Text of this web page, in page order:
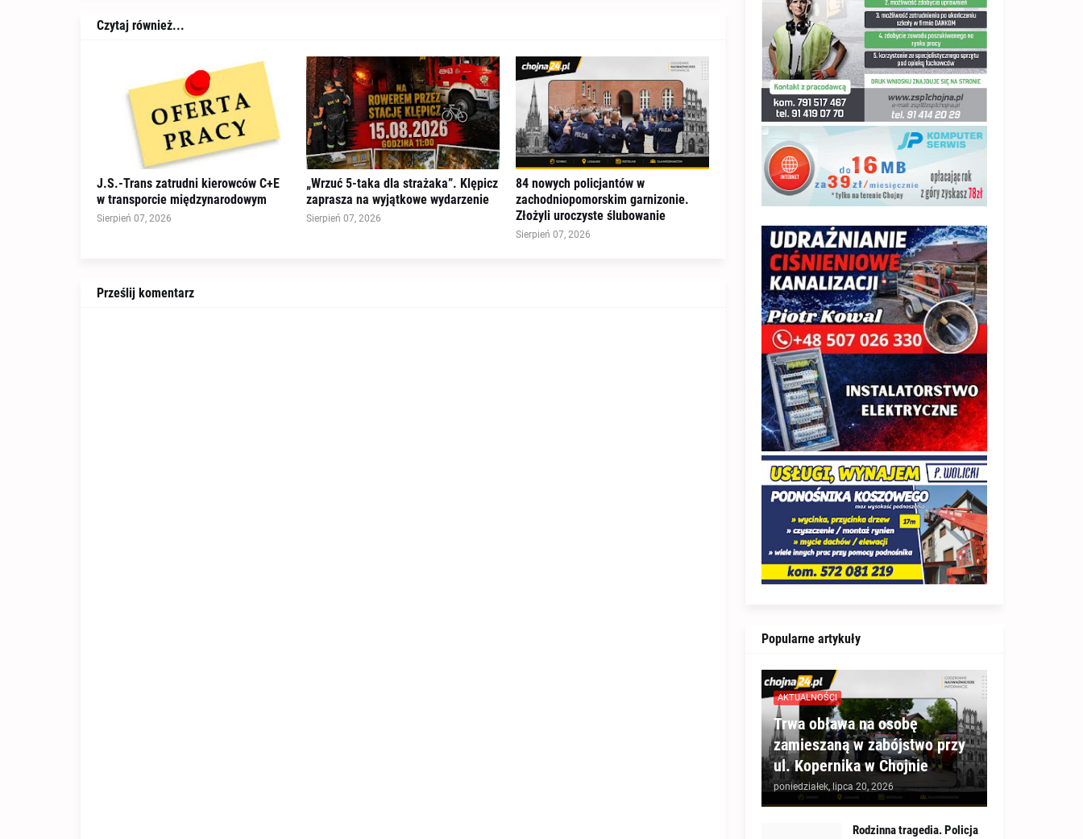
Czytaj również...
J.S.-Trans zatrudni kierowców C+E
w transporcie międzynarodowym
Sierpień 07, 2026
„Wrzuć 5-taka dla strażaka”. Klępicz
zaprasza na wyjątkowe wydarzenie
Sierpień 07, 2026
84 nowych policjantów w
zachodniopomorskim garnizonie.
Złożyli uroczyste ślubowanie
Sierpień 07, 2026
Prześlij komentarz
Popularne artykuły
AKTUALNOŚCI
Trwa obława na osobę
zamieszaną w zabójstwo przy
ul. Kopernika w Chojnie
poniedziałek, lipca 20, 2026
Rodzinna tragedia. Policja